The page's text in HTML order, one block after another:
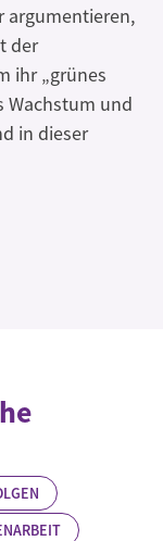
argumentieren,
der
ihr „grünes
Wachstum und
in dieser